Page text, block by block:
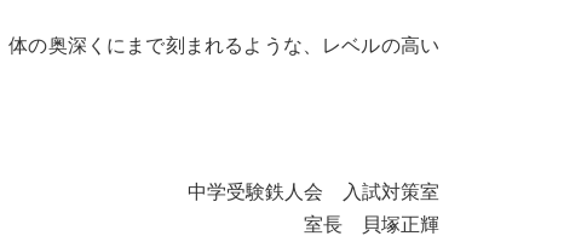
の奥深くにまで刻まれるような、レベルの高い
中学受験鉄人会 入試対策室
室長 貝塚正輝